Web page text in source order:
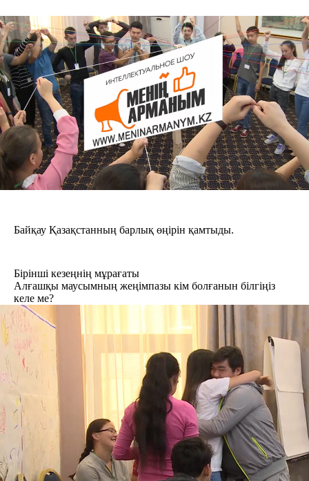
Байқау Қазақстанның барлық өңірін қамтыды.
Бірінші кезеңнің мұрағаты
Алғашқы маусымның жеңімпазы кім болғанын білгіңіз
келе ме?